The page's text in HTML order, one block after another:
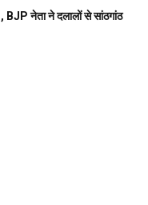
BJP नेता ने दलालों से सांठगांठ